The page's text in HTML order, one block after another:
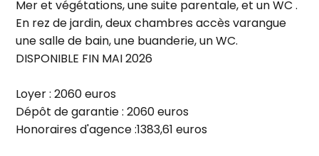
Mer et végétations, une suite parentale, et un WC .
En rez de jardin, deux chambres accès varangue
une salle de bain, une buanderie, un WC.
DISPONIBLE FIN MAI 2026
Loyer : 2060 euros
Dépôt de garantie : 2060 euros
Honoraires d'agence :1383,61 euros